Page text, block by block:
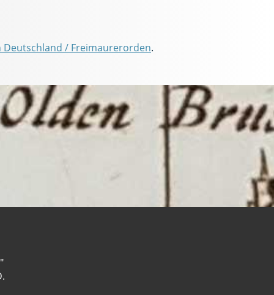
/ Freimaurerorden.